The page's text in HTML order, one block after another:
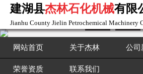
建湖县杰林石化机械有限
Jianhu County Jielin Petrochemical Machinery
网站首页 关于杰林 公司
荣誉资质 联系我们